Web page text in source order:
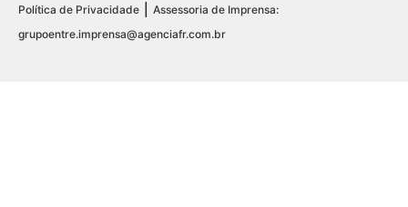
Política de Privacidade
Assessoria de Imprensa:
grupoentre.imprensa@agenciafr.com.br